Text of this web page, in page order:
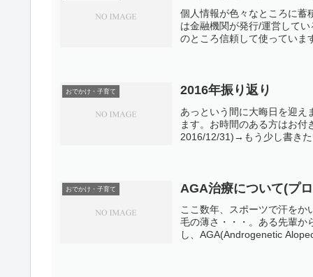
個人情報が色々なところに蓄
は金融機関が発行/運営して
のところ信頼して使っていま
おでかけ・子育て 2016年振り返り
あっという間に大晦日を迎え
ます。お時間のある方はお
2016/12/31)→もう少し書きた
おでかけ・子育て AGA治療について(プ
ここ数年、スポーツで汗を
毛の薄さ・・・。ある先輩か
し、AGA(Androgenetic